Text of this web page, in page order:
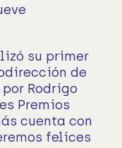
su primer
de
Rodrigo
Premios
cuenta con
felices